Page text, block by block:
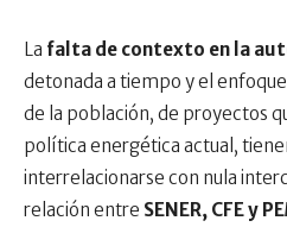
La falta de contexto en la
detonada a tiempo y el
de la población, de proyectos
política energética actual,
interrelacionarse con nula
relación entre SENER, CFE y